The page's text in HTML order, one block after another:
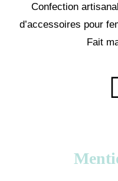
Confection
d’accessoires pour
Fait